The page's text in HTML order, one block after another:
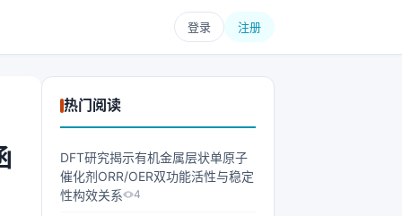
登录 注册
热门阅读
DFT研究揭示有机金属层状单原子
催化剂ORR/OER双功能活性与稳定
性构效关系
4